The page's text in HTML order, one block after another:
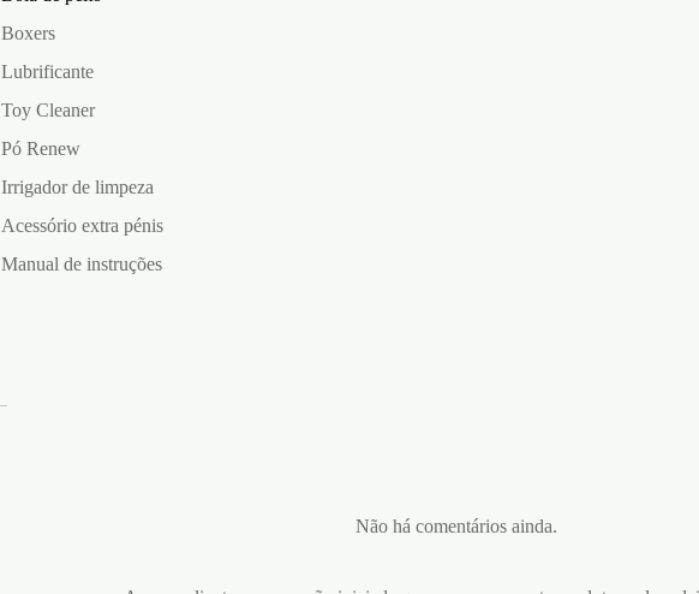
Boxers
Lubrificante
Toy Cleaner
Pó Renew
Irrigador de limpeza
Acessório extra pénis
Manual de instruções
Não há comentários ainda.